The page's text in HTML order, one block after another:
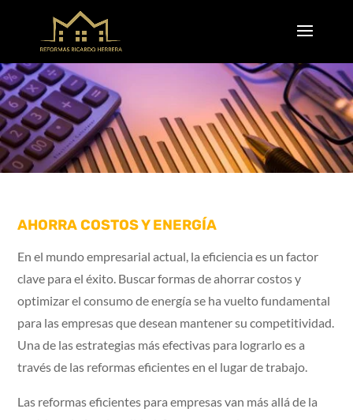
AHORRA COSTOS Y ENERGÍA
En el mundo empresarial actual, la eficiencia es un factor
clave para el éxito. Buscar formas de ahorrar costos y
optimizar el consumo de energía se ha vuelto fundamental
para las empresas que desean mantener su competitividad.
Una de las estrategias más efectivas para lograrlo es a
través de las reformas eficientes en el lugar de trabajo.
Las reformas eficientes para empresas van más allá de la